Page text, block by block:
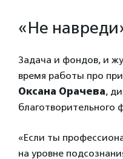
«Не
Задача и фондов, и
время работы про
Оксана Орачева,
благотворительного
«Если ты
на уровне